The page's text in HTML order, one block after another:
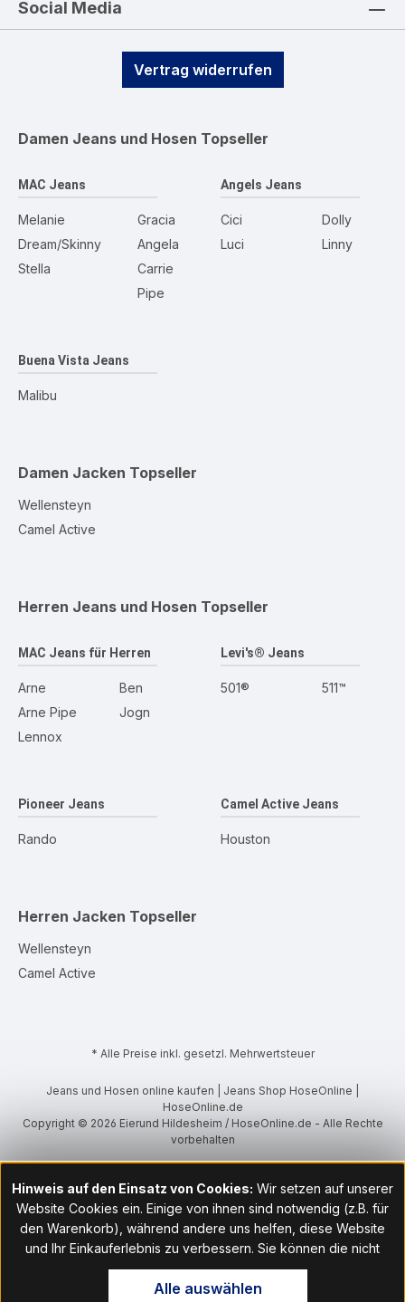
Social Media
Vertrag widerrufen
Damen Jeans und Hosen Topseller
MAC Jeans
Melanie
Dream/Skinny
Stella
Gracia
Angela
Carrie
Pipe
Angels Jeans
Cici
Luci
Dolly
Linny
Buena Vista Jeans
Malibu
Damen Jacken Topseller
Wellensteyn
Camel Active
Herren Jeans und Hosen Topseller
MAC Jeans für Herren
Arne
Arne Pipe
Lennox
Ben
Jogn
Levi's® Jeans
501® 511™
Pioneer Jeans
Rando
Camel Active Jeans
Houston
Herren Jacken Topseller
Wellensteyn
Camel Active
* Alle Preise inkl. gesetzl. Mehrwertsteuer
Jeans und Hosen online kaufen | Jeans Shop HoseOnline |
HoseOnline.de
Copyright © 2026 Eierund Hildesheim / HoseOnline.de - Alle Rechte
vorbehalten
Hinweis auf den Einsatz von Cookies: Wir setzen auf unserer
Website Cookies ein. Einige von ihnen sind notwendig (z.B. für
den Warenkorb), während andere uns helfen, diese Website
und Ihr Einkauferlebnis zu verbessern. Sie können die nicht
notwendigen Cookies mit Klick auf „OK“ akzeptieren oder per
Klick auf "Nur technisch notwendige akzeptieren" ablehnen. Den
Alle auswählen